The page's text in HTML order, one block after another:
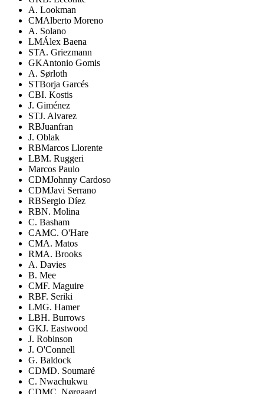
A. Lookman
CMAlberto Moreno
A. Solano
LMÁlex Baena
STA. Griezmann
GKAntonio Gomis
A. Sørloth
STBorja Garcés
CBI. Kostis
J. Giménez
STJ. Alvarez
RBJuanfran
J. Oblak
RBMarcos Llorente
LBM. Ruggeri
Marcos Paulo
CDMJohnny Cardoso
CDMJavi Serrano
RBSergio Díez
RBN. Molina
C. Basham
CAMC. O'Hare
CMA. Matos
RMA. Brooks
A. Davies
B. Mee
CMF. Maguire
RBF. Seriki
LMG. Hamer
LBH. Burrows
GKJ. Eastwood
J. Robinson
J. O'Connell
G. Baldock
CDMD. Soumaré
C. Nwachukwu
CDMC. Nørgaard